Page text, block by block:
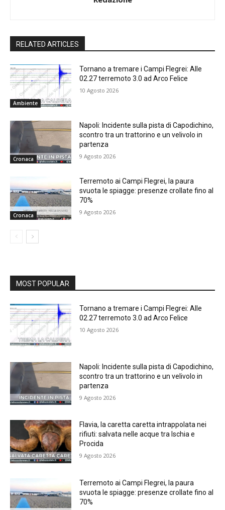
RELATED ARTICLES
Ambiente
Tornano a tremare i Campi Flegrei: Alle
02.27 terremoto 3.0 ad Arco Felice
10 Agosto 2026
Cronaca
Napoli: Incidente sulla pista di Capodichino,
scontro tra un trattorino e un velivolo in
partenza
9 Agosto 2026
Cronaca
Terremoto ai Campi Flegrei, la paura
svuota le spiagge: presenze crollate fino al
70%
9 Agosto 2026
MOST POPULAR
Tornano a tremare i Campi Flegrei: Alle
02.27 terremoto 3.0 ad Arco Felice
10 Agosto 2026
Napoli: Incidente sulla pista di Capodichino,
scontro tra un trattorino e un velivolo in
partenza
9 Agosto 2026
Flavia, la caretta caretta intrappolata nei
rifiuti: salvata nelle acque tra Ischia e
Procida
9 Agosto 2026
Terremoto ai Campi Flegrei, la paura
svuota le spiagge: presenze crollate fino al
70%